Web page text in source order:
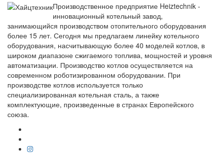
Производственное предприятие Heiztechnik -
инновационный котельный завод,
занимающийся производством отопительного оборудования
более 15 лет. Сегодня мы предлагаем линейку котельного
оборудования, насчитывающую более 40 моделей котлов, в
широком диапазоне сжигаемого топлива, мощностей и уровня
автоматизации. Производство котлов осуществляется на
современном роботизированном оборудовании. При
производстве котлов используется только
специализированная котельная сталь, а также
комплектующие, произведенные в странах Европейского
союза.